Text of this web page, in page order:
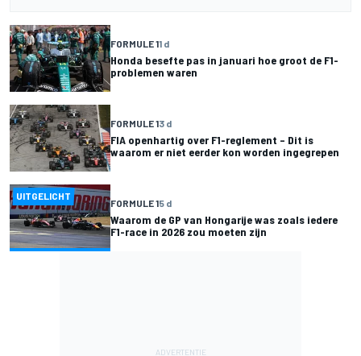
FORMULE 11 d
Honda besefte pas in januari hoe groot de F1-
problemen waren
FORMULE 13 d
FIA openhartig over F1-reglement – Dit is
waarom er niet eerder kon worden ingegrepen
UITGELICHT
FORMULE 15 d
Waarom de GP van Hongarije was zoals iedere
F1-race in 2026 zou moeten zijn